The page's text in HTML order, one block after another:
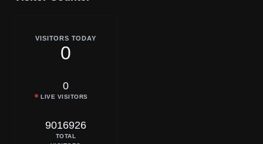
VISITORS TODAY
0
0
LIVE VISITORS
9016926
TOTAL